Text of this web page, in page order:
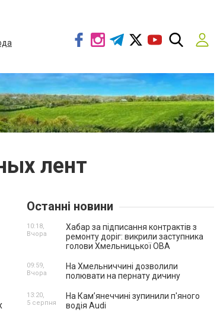
лент
Останні новини
Хабар за підписання контрактів з
ремонту доріг: викрили заступника
голови Хмельницької ОВА
10:18,
Вчора
На Хмельниччині дозволили
полювати на пернату дичину
09:59,
Вчора
На Камʼянеччині зупинили п'яного
водія Audi
13:20,
5 серпня